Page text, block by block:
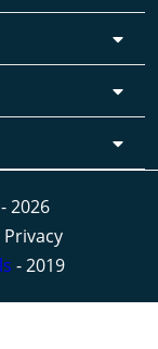
2026
Privacy
- 2019